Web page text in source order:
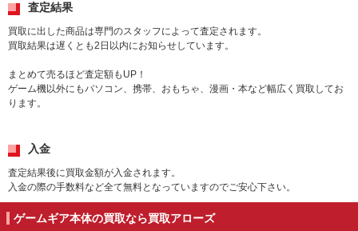
査定結果
買取に出した商品は専門のスタッフによって査定されます。
買取結果は遅くとも2日以内にお知らせしています。
まとめて売るほど査定額もUP！
ゲーム機以外にもパソコン、携帯、おもちゃ、漫画・本など幅広く買取してお
ります。
入金
査定結果後に買取金額が入金されます。
入金の際の手数料など全て無料となっていますのでご安心下さい。
ゲームギア本体の買取なら買取アローズ